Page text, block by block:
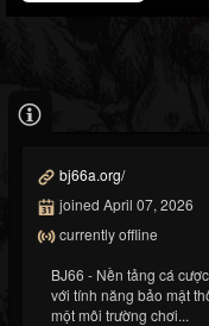
bj66a.org/
joined April 07, 2026
currently offline
BJ66 - Nền tảng cá
với tính năng bảo mật
một môi trường chơi...